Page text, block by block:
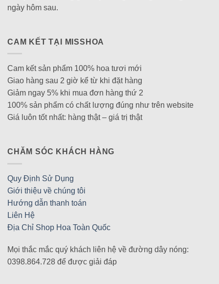
ngày hôm sau.
CAM KẾT TẠI MISSHOA
Cam kết sản phẩm 100% hoa tươi mới
Giao hàng sau 2 giờ kể từ khi đặt hàng
Giảm ngay 5% khi mua đơn hàng thứ 2
100% sản phẩm có chất lượng đúng như trên website
Giá luôn tốt nhất: hàng thật – giá trị thật
CHĂM SÓC KHÁCH HÀNG
Quy Định Sử Dụng
Giới thiệu về chúng tôi
Hướng dẫn thanh toán
Liên Hệ
Địa Chỉ Shop Hoa Toàn Quốc
Mọi thắc mắc quý khách liên hệ về đường dây nóng:
0398.864.728 để được giải đáp